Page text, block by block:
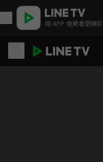
用 APP 免費看更精彩